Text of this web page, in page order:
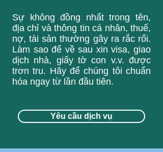
Sự không đồng nhất trong tên,
địa chỉ và thông tin cá nhân, thuế,
nợ, tài sản thường gây ra rắc rối.
Làm sao để về sau xin visa, giao
dịch nhà, giấy tờ con v.v. được
trơn tru. Hãy để chúng tôi chuẩn
hóa ngay từ lần đầu tiên.
Yêu cầu dịch vụ